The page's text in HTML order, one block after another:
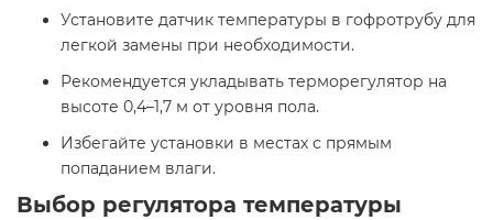
Установите датчик температуры в гофротрубу для
легкой замены при необходимости.
Рекомендуется укладывать терморегулятор на
высоте 0,4–1,7 м от уровня пола.
Избегайте установки в местах с прямым
попаданием влаги.​
Выбор регулятора температуры